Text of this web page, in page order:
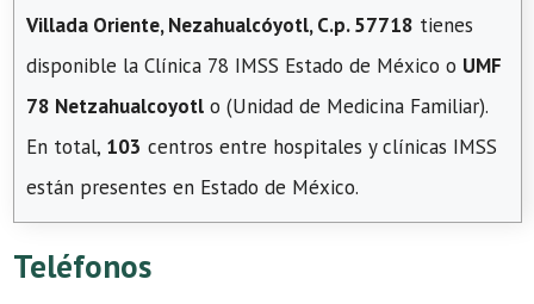
Villada Oriente, Nezahualcóyotl, C.p. 57718 tienes
disponible la Clínica 78 IMSS Estado de México o UMF
78 Netzahualcoyotl o (Unidad de Medicina Familiar).
En total, 103 centros entre hospitales y clínicas IMSS
están presentes en Estado de México.
Teléfonos